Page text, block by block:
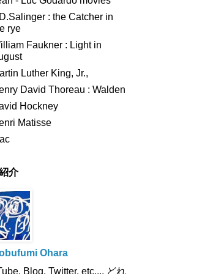
: the Catcher in
rye
Faukner : Light in
Luther King, Jr.,
David Thoreau : Walden
Hockney
Matisse
介
Ohara
Blog, Twitter, etc.,,, どれ